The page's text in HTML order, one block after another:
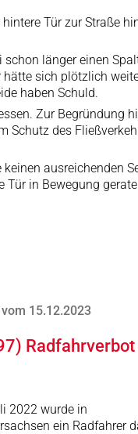
Tür zur Straße
länger einen
sich plötzlich
haben Schuld.
Zur Begründung
des
ausreichenden
in Bewegung
15.12.2023
Radfahrverbot
2022 wurde in
ein Radfahrer